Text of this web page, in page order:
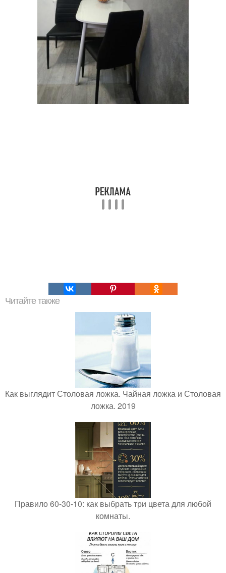
Читайте также
Как выглядит Столовая ложка. Чайная ложка и Столовая
ложка. 2019
Правило 60-30-10: как выбрать три цвета для любой
комнаты.